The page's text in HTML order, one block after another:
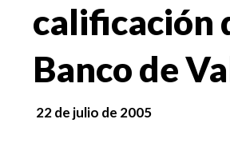
calificación
Banco de
22 de julio de 2005